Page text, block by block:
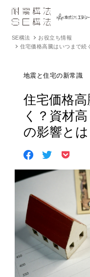
SE構法
お役立ち情報
住宅価格高騰はいつまで続
地震と住宅の新常識
住宅価格
く？資材
の影響とは